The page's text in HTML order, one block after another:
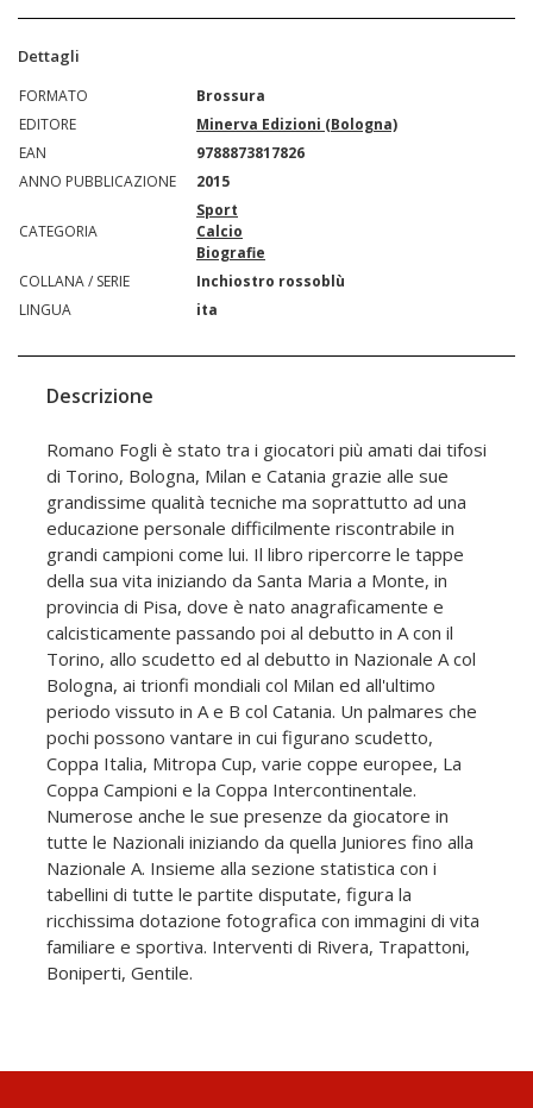
Dettagli
FORMATO
Brossura
EDITORE
Minerva Edizioni (Bologna)
EAN
9788873817826
ANNO PUBBLICAZIONE
2015
CATEGORIA
Sport
Calcio
Biografie
COLLANA / SERIE
Inchiostro rossoblù
LINGUA
ita
Descrizione
Romano Fogli è stato tra i giocatori più amati dai tifosi
di Torino, Bologna, Milan e Catania grazie alle sue
grandissime qualità tecniche ma soprattutto ad una
educazione personale difficilmente riscontrabile in
grandi campioni come lui. Il libro ripercorre le tappe
della sua vita iniziando da Santa Maria a Monte, in
provincia di Pisa, dove è nato anagraficamente e
calcisticamente passando poi al debutto in A con il
Torino, allo scudetto ed al debutto in Nazionale A col
Bologna, ai trionfi mondiali col Milan ed all'ultimo
periodo vissuto in A e B col Catania. Un palmares che
pochi possono vantare in cui figurano scudetto,
Coppa Italia, Mitropa Cup, varie coppe europee, La
Coppa Campioni e la Coppa Intercontinentale.
Numerose anche le sue presenze da giocatore in
tutte le Nazionali iniziando da quella Juniores fino alla
Nazionale A. Insieme alla sezione statistica con i
tabellini di tutte le partite disputate, figura la
ricchissima dotazione fotografica con immagini di vita
familiare e sportiva. Interventi di Rivera, Trapattoni,
Boniperti, Gentile.